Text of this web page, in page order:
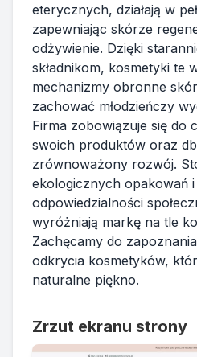
eterycznych, działają w
zapewniając skórze
odżywienie. Dzięki
składnikom, kosmetyki te
mechanizmy obronne
zachować młodzieńczy
Firma zobowiązuje się do
swoich produktów oraz
zrównoważony rozwój.
ekologicznych opakowań
odpowiedzialności
wyróżniają markę na tle
Zachęcamy do
odkrycia kosmetyków,
naturalne piękno.
Zrzut ekranu strony